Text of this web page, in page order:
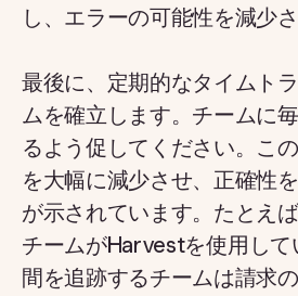
し、エラーの可能性を減少さ
最後に、定期的なタイムト
ムを確立します。チームに
るよう促してください。こ
を大幅に減少させ、正確性
が示されています。たとえ
チームがHarvestを使用し
間を追跡するチームは請求